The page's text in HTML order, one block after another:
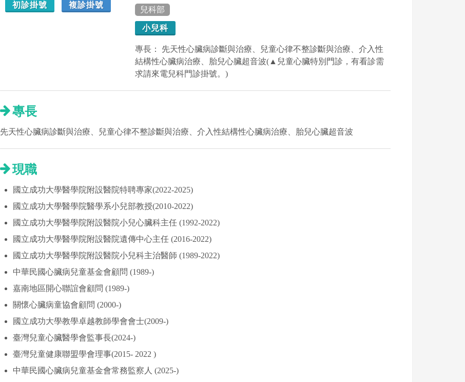
初診掛號 複診掛號
兒科部
小兒科
專長： 先天性心臟病診斷與治療、兒童心律不整診斷與治療、介入性
結構性心臟病治療、胎兒心臟超音波(▲兒童心臟特別門診，有看診需
求請來電兒科門診掛號。)
專長
先天性心臟病診斷與治療、兒童心律不整診斷與治療、介入性結構性心臟病治療、胎兒心臟超音波
現職
國立成功大學醫學院附設醫院特聘專家(2022-2025)
國立成功大學醫學院醫學系小兒部教授(2010-2022)
國立成功大學醫學院附設醫院小兒心臟科主任 (1992-2022)
國立成功大學醫學院附設醫院遺傳中心主任 (2016-2022)
國立成功大學醫學院附設醫院小兒科主治醫師 (1989-2022)
中華民國心臟病兒童基金會顧問 (1989-)
嘉南地區開心聯誼會顧問 (1989-)
關懷心臟病童協會顧問 (2000-)
國立成功大學教學卓越教師學會會士(2009-)
臺灣兒童心臟醫學會監事長(2024-)
臺灣兒童健康聯盟學會理事(2015- 2022 )
中華民國心臟病兒童基金會常務監察人 (2025-)